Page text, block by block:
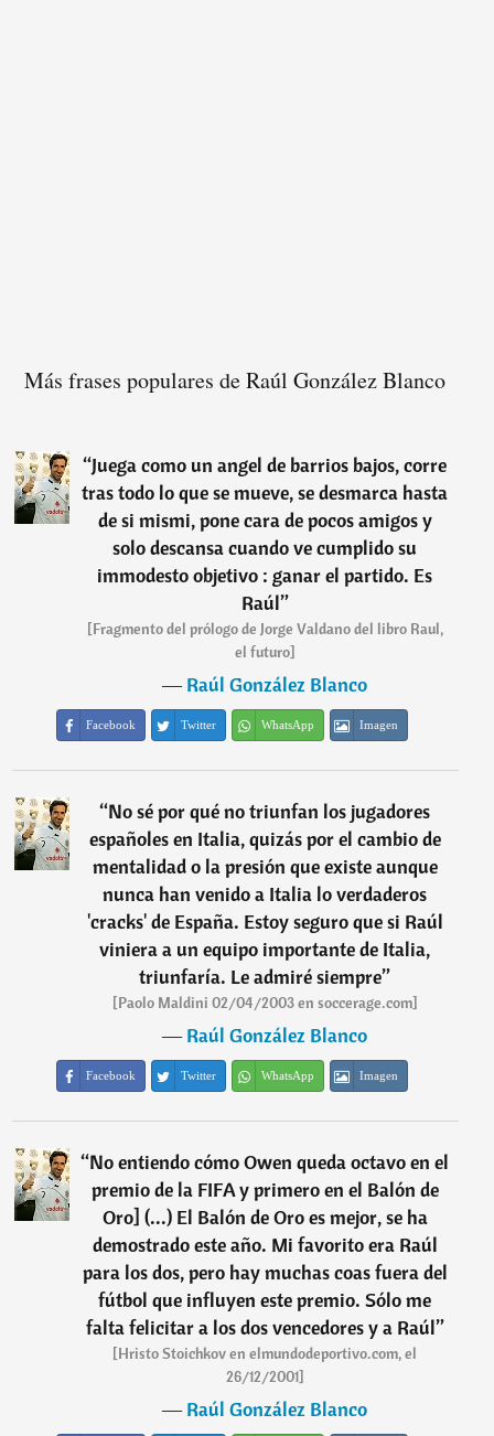
Más frases populares de Raúl González Blanco
“Juega como un angel de barrios bajos, corre
tras todo lo que se mueve, se desmarca hasta
de si mismi, pone cara de pocos amigos y
solo descansa cuando ve cumplido su
immodesto objetivo : ganar el partido. Es
Raúl”
[Fragmento del prólogo de Jorge Valdano del libro Raul,
el futuro]
―Raúl González Blanco
Facebook Twitter WhatsApp Imagen
“No sé por qué no triunfan los jugadores
españoles en Italia, quizás por el cambio de
mentalidad o la presión que existe aunque
nunca han venido a Italia lo verdaderos
'cracks' de España. Estoy seguro que si Raúl
viniera a un equipo importante de Italia,
triunfaría. Le admiré siempre”
[Paolo Maldini 02/04/2003 en soccerage.com]
―Raúl González Blanco
Facebook Twitter WhatsApp Imagen
“No entiendo cómo Owen queda octavo en el
premio de la FIFA y primero en el Balón de
Oro] (...) El Balón de Oro es mejor, se ha
demostrado este año. Mi favorito era Raúl
para los dos, pero hay muchas coas fuera del
fútbol que influyen este premio. Sólo me
falta felicitar a los dos vencedores y a Raúl”
[Hristo Stoichkov en elmundodeportivo.com, el
26/12/2001]
―Raúl González Blanco